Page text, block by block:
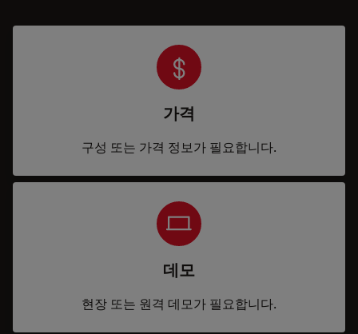
가격
구성 또는 가격 정보가 필요합니다.
데모
현장 또는 원격 데모가 필요합니다.